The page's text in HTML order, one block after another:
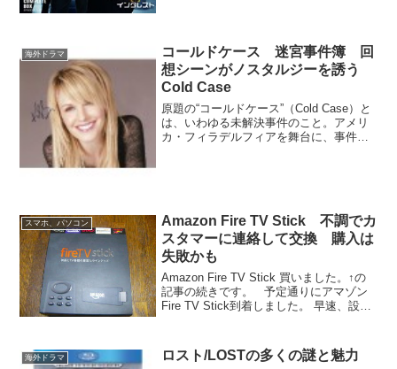
海外ドラマ
コールドケース 迷宮事件簿 回
想シーンがノスタルジーを誘う
Cold Case
原題の“コールドケース”（Cold Case）と
は、いわゆる未解決事件のこと。アメリ
カ・フィラデルフィアを舞台に、事件の
スマホ、パソコン
Amazon Fire TV Stick 不調でカ
スタマーに連絡して交換 購入は
失敗かも
Amazon Fire TV Stick 買いました。↑の
記事の続きです。 予定通りにアマゾン
Fire TV Stick到着しました。 早速、設定
ていたのと、ケー...
海外ドラマ ロスト/LOSTの多くの謎と魅力